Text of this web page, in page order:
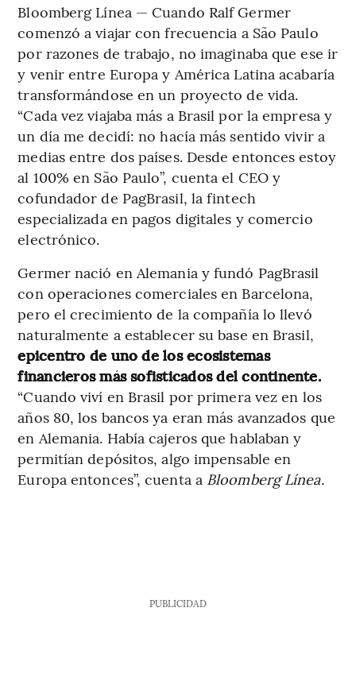
Bloomberg Línea — Cuando Ralf Germer
comenzó a viajar con frecuencia a São Paulo
por razones de trabajo, no imaginaba que ese ir
y venir entre Europa y América Latina acabaría
transformándose en un proyecto de vida.
“Cada vez viajaba más a Brasil por la empresa y
un día me decidí: no hacía más sentido vivir a
medias entre dos países. Desde entonces estoy
al 100% en São Paulo”, cuenta el CEO y
cofundador de PagBrasil, la fintech
especializada en pagos digitales y comercio
electrónico.
Germer nació en Alemania y fundó PagBrasil
con operaciones comerciales en Barcelona,
pero el crecimiento de la compañía lo llevó
naturalmente a establecer su base en Brasil,
epicentro de uno de los ecosistemas
financieros más sofisticados del continente.
“Cuando viví en Brasil por primera vez en los
años 80, los bancos ya eran más avanzados que
en Alemania. Había cajeros que hablaban y
permitían depósitos, algo impensable en
Europa entonces”, cuenta a Bloomberg Línea.
PUBLICIDAD